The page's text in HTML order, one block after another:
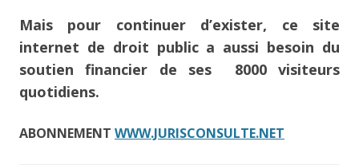
Mais pour continuer d’exister, ce site
internet de droit public a aussi besoin du
soutien financier de ses 8000 visiteurs
quotidiens.
ABONNEMENT WWW.JURISCONSULTE.NET